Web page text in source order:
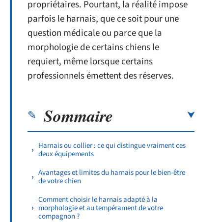
propriétaires. Pourtant, la réalité impose
parfois le harnais, que ce soit pour une
question médicale ou parce que la
morphologie de certains chiens le
requiert, même lorsque certains
professionnels émettent des réserves.
Sommaire
Harnais ou collier : ce qui distingue vraiment ces
deux équipements
Avantages et limites du harnais pour le bien-être
de votre chien
Comment choisir le harnais adapté à la
morphologie et au tempérament de votre
compagnon ?